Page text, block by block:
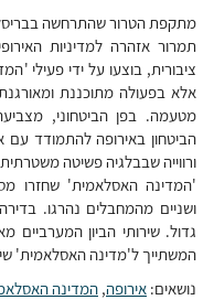
מתקפת הטרור שהתרחשה
תמרור אזהרה למדיניות
ציבורית, בוצעו על ידי פעילי
אלא בפעולה מתוכננת
מטעמה. בפן הביטחוני,
ורווייה שבבלגיה פשיטה
'המדינה האסלאמית' שחזרו
ושניים מהמחבלים נהרגו.
גדול. שירותי הביון המערביים
המשתייך ל'מדינה האסלאמית'
נושאים: אירופה, המדינה